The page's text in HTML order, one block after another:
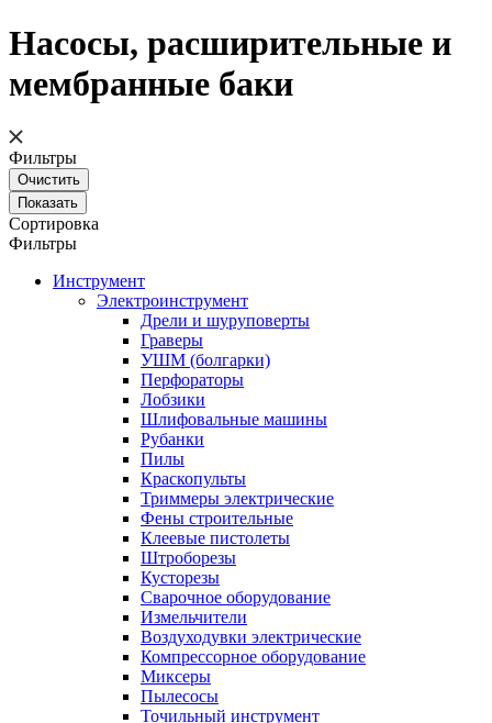
Насосы, расширительные и
мембранные баки
Фильтры
Сортировка
Фильтры
Инструмент
Электроинструмент
Дрели и шуруповерты
Граверы
УШМ (болгарки)
Перфораторы
Лобзики
Шлифовальные машины
Рубанки
Пилы
Краскопульты
Триммеры электрические
Фены строительные
Клеевые пистолеты
Штроборезы
Кусторезы
Сварочное оборудование
Измельчители
Воздуходувки электрические
Компрессорное оборудование
Миксеры
Пылесосы
Точильный инструмент